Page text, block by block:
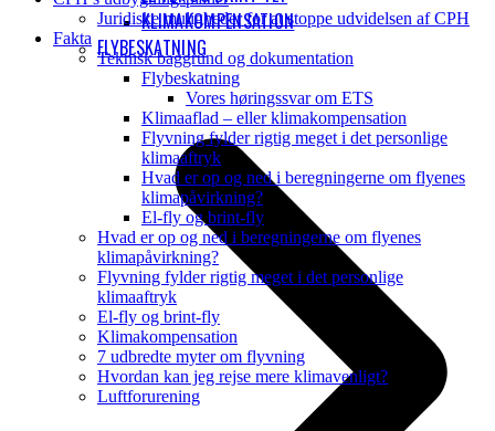
KLIMAKOMPENSATION
FLYBESKATNING
Juridiske muligheder for at stoppe udvidelsen af CPH
Fakta
Teknisk baggrund og dokumentation
Flybeskatning
Vores høringssvar om ETS
Klimaaflad – eller klimakompensation
Flyvning fylder rigtig meget i det personlige
klimaaftryk
Hvad er op og ned i beregningerne om flyenes
klimapåvirkning?
El-fly og brint-fly
Hvad er op og ned i beregningerne om flyenes
klimapåvirkning?
Flyvning fylder rigtig meget i det personlige
klimaaftryk
El-fly og brint-fly
Klimakompensation
7 udbredte myter om flyvning
Hvordan kan jeg rejse mere klimavenligt?
Luftforurening